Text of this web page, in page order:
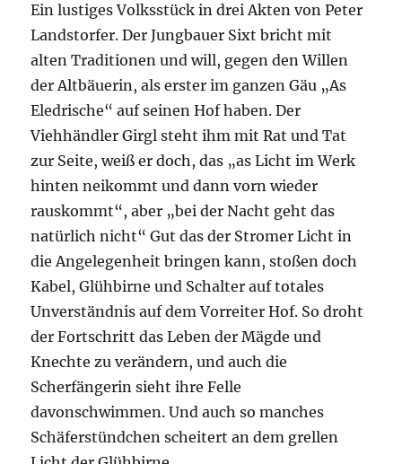
Ein lustiges Volksstück in drei Akten von Peter
Landstorfer. Der Jungbauer Sixt bricht mit
alten Traditionen und will, gegen den Willen
der Altbäuerin, als erster im ganzen Gäu „As
Eledrische“ auf seinen Hof haben. Der
Viehhändler Girgl steht ihm mit Rat und Tat
zur Seite, weiß er doch, das „as Licht im Werk
hinten neikommt und dann vorn wieder
rauskommt“, aber „bei der Nacht geht das
natürlich nicht“ Gut das der Stromer Licht in
die Angelegenheit bringen kann, stoßen doch
Kabel, Glühbirne und Schalter auf totales
Unverständnis auf dem Vorreiter Hof. So droht
der Fortschritt das Leben der Mägde und
Knechte zu verändern, und auch die
Scherfängerin sieht ihre Felle
davonschwimmen. Und auch so manches
Schäferstündchen scheitert an dem grellen